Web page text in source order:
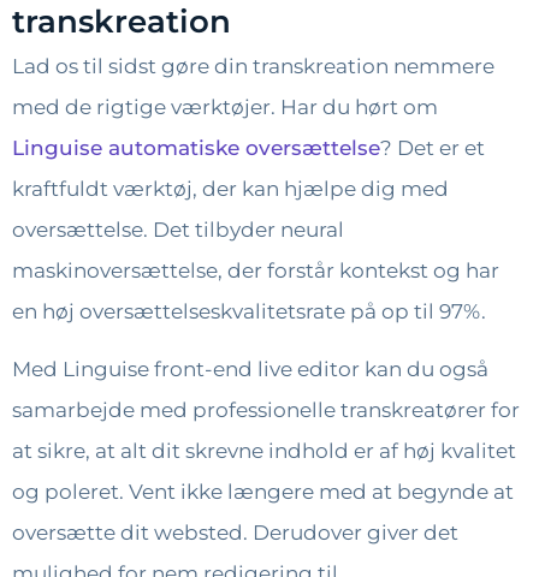
transkreation
Lad os til sidst gøre din transkreation nemmere
med de rigtige værktøjer. Har du hørt om
Linguise automatiske oversættelse? Det er et
kraftfuldt værktøj, der kan hjælpe dig med
oversættelse. Det tilbyder neural
maskinoversættelse, der forstår kontekst og har
en høj oversættelseskvalitetsrate på op til 97%.
Med Linguise front-end live editor kan du også
samarbejde med professionelle transkreatører for
at sikre, at alt dit skrevne indhold er af høj kvalitet
og poleret. Vent ikke længere med at begynde at
oversætte dit websted. Derudover giver det